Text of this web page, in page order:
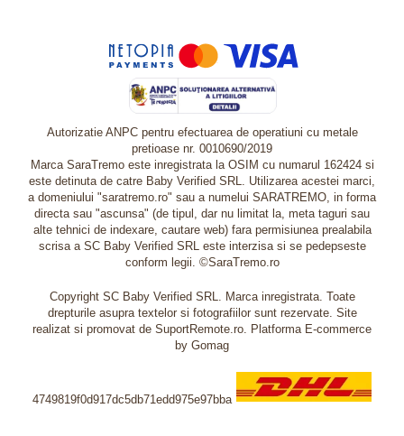
Autorizatie ANPC pentru efectuarea de operatiuni cu metale
pretioase nr. 0010690/2019
Marca SaraTremo este inregistrata la OSIM cu numarul 162424 si
este detinuta de catre Baby Verified SRL. Utilizarea acestei marci,
a domeniului "saratremo.ro" sau a numelui SARATREMO, in forma
directa sau "ascunsa" (de tipul, dar nu limitat la, meta taguri sau
alte tehnici de indexare, cautare web) fara permisiunea prealabila
scrisa a SC Baby Verified SRL este interzisa si se pedepseste
conform legii. ©SaraTremo.ro
Copyright SC Baby Verified SRL. Marca inregistrata. Toate
drepturile asupra textelor si fotografiilor sunt rezervate. Site
realizat si promovat de SuportRemote.ro. Platforma E-commerce
by Gomag
4749819f0d917dc5db71edd975e97bba